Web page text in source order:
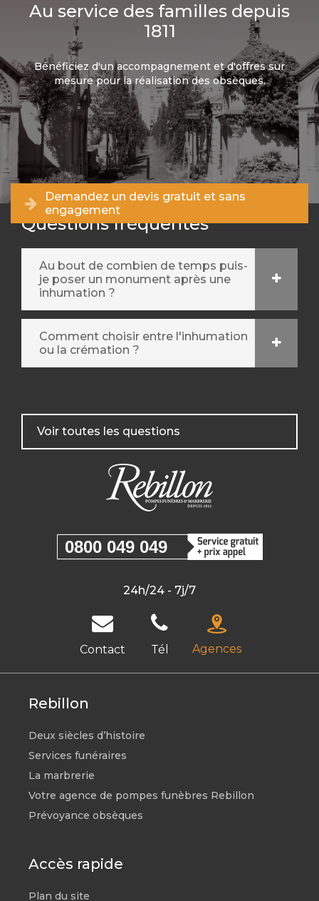
Au service des familles depuis
1811
Bénéficiez d'un accompagnement et d'offres sur
mesure pour la réalisation des obsèques.
Demandez un devis gratuit et sans
engagement
Questions fréquentes
Au bout de combien de temps puis-
je poser un monument après une
inhumation ?
Comment choisir entre l'inhumation
ou la crémation ?
Voir toutes les questions
0800 049 049
24h/24 - 7j/7
Contact Tél Agences
Rebillon
Deux siècles d’histoire
Services funéraires
La marbrerie
Votre agence de pompes funèbres Rebillon
Prévoyance obsèques
Accès rapide
Plan du site